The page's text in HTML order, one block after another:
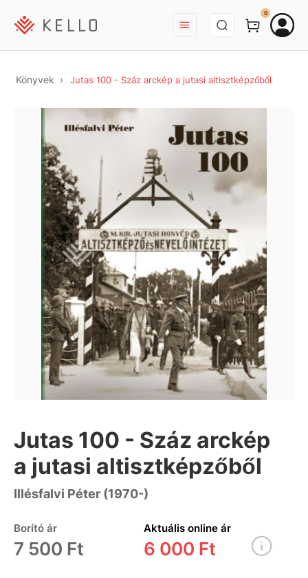
BEJELENTKEZÉS
0
Könyvek Jutas 100 - Száz arckép a jutasi altisztképzőből
Jutas 100 - Száz arckép
a jutasi altisztképzőből
Illésfalvi Péter (1970-)
Borító ár
7 500 Ft
Aktuális online ár
6 000 Ft